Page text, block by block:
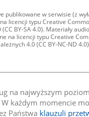
na najwyższym
każdym momencie
Państwa klauzuli
publikowane w serwisie (z
licencji typu Creative
BY-SA 4.0). Materiały
na licencji typu Creative
4.0 (CC BY-NC-ND